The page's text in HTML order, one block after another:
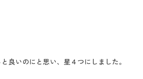
良いのにと思い、星４つにしました。